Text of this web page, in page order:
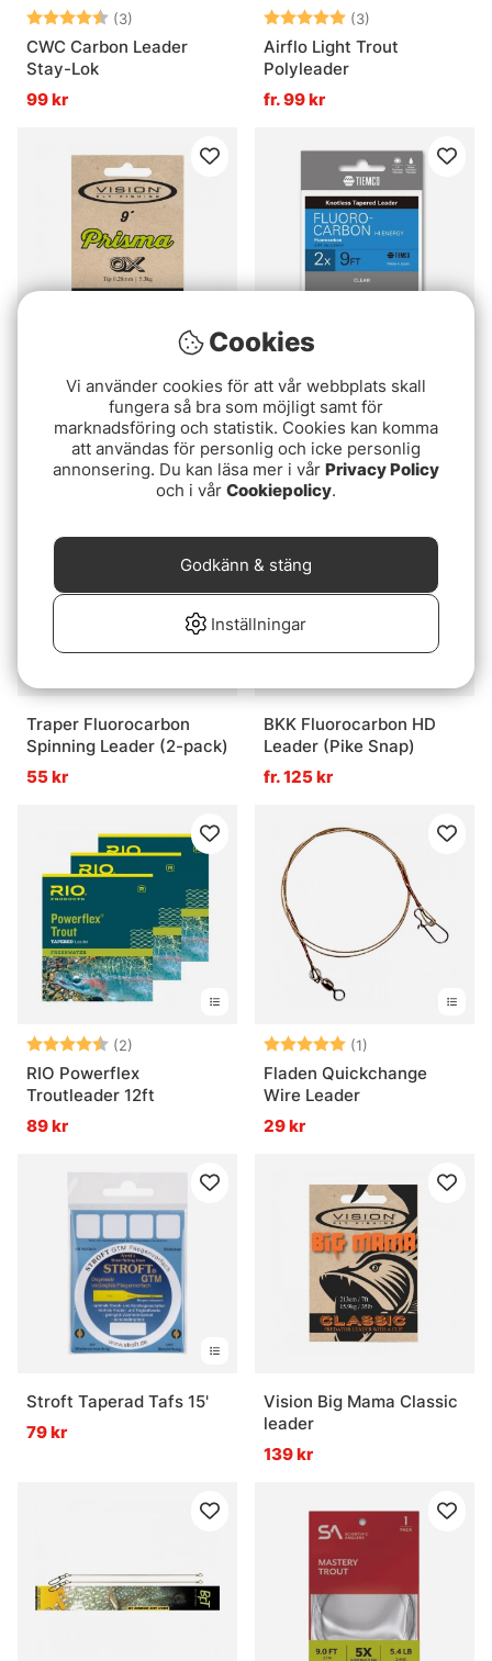
Betyg: (3)
4.3 utav 5 stjärnor
CWC Carbon Leader
Stay-Lok
99 kr
Betyg: (3)
Airflo Light Trout
Polyleader
fr. 99 kr
Vision Prisma
Flourocarbon Leader
fr. 99 kr
Tiemco Fluorcarbon
Taperad Tafs Hi-energi
9ft
89 kr
Traper Fluorocarbon
Spinning Leader (2-pack)
55 kr
BKK Fluorocarbon HD
Leader (Pike Snap)
fr. 125 kr
Betyg: (2)
4.5 utav 5 stjärnor
RIO Powerflex
Troutleader 12ft
89 kr
Betyg: (1)
Fladen Quickchange
Wire Leader
29 kr
Stroft Taperad Tafs 15'
79 kr
Vision Big Mama Classic
leader
139 kr
Cookies
Vi använder cookies för att vår webbplats skall
fungera så bra som möjligt samt för
marknadsföring och statistik. Cookies kan komma
att användas för personlig och icke personlig
annonsering. Du kan läsa mer i vår Privacy Policy
och i vår Cookiepolicy.
Inställningar
Godkänn & stäng